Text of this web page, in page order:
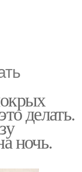
делать.
ночь.